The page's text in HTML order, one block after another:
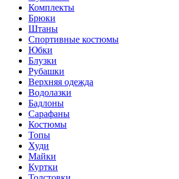
Комплекты
Брюки
Штаны
Спортивные костюмы
Юбки
Блузки
Рубашки
Верхняя одежда
Водолазки
Бадлоны
Сарафаны
Костюмы
Топы
Худи
Майки
Куртки